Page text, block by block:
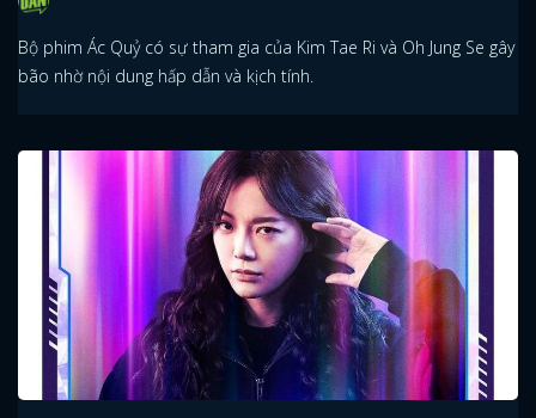
Bộ phim Ác Quỷ có sự tham gia của Kim Tae Ri và Oh Jung Se gây
bão nhờ nội dung hấp dẫn và kịch tính.